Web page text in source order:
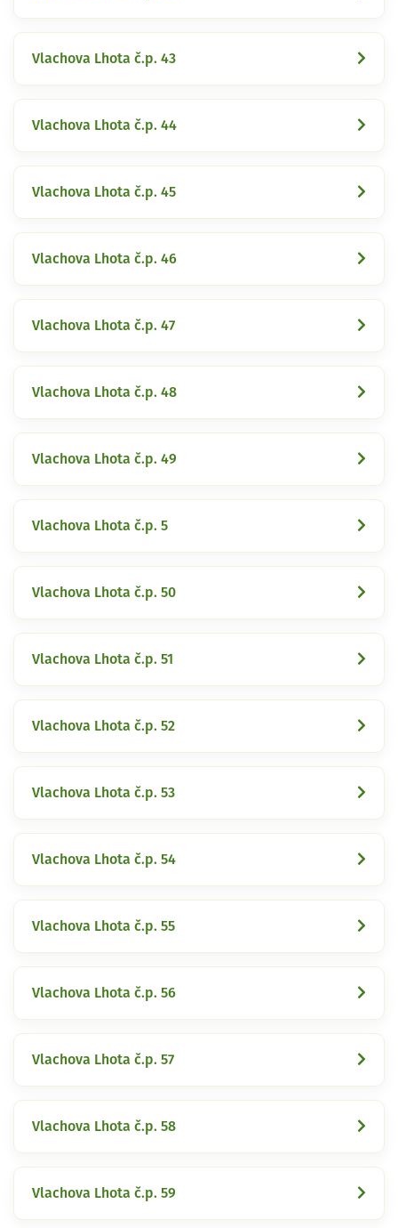
Vlachova Lhota č.p. 43
Vlachova Lhota č.p. 44
Vlachova Lhota č.p. 45
Vlachova Lhota č.p. 46
Vlachova Lhota č.p. 47
Vlachova Lhota č.p. 48
Vlachova Lhota č.p. 49
Vlachova Lhota č.p. 5
Vlachova Lhota č.p. 50
Vlachova Lhota č.p. 51
Vlachova Lhota č.p. 52
Vlachova Lhota č.p. 53
Vlachova Lhota č.p. 54
Vlachova Lhota č.p. 55
Vlachova Lhota č.p. 56
Vlachova Lhota č.p. 57
Vlachova Lhota č.p. 58
Vlachova Lhota č.p. 59